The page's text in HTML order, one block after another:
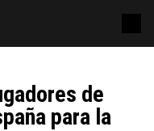
de
para la